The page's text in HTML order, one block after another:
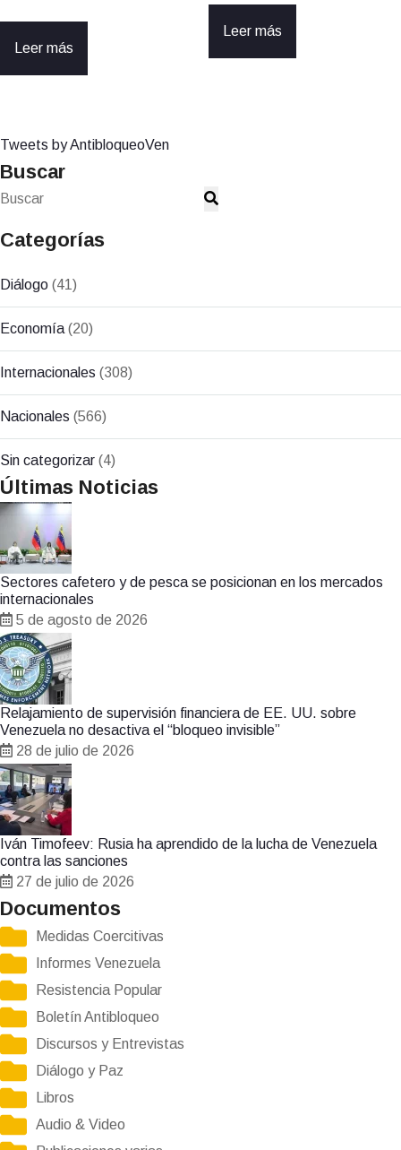
Leer más
Leer más
Tweets by AntibloqueoVen
Buscar
Categorías
Diálogo (41)
Economía (20)
Internacionales (308)
Nacionales (566)
Sin categorizar (4)
Últimas Noticias
Sectores cafetero y de pesca se posicionan en los mercados
internacionales
5 de agosto de 2026
Relajamiento de supervisión financiera de EE. UU. sobre
Venezuela no desactiva el “bloqueo invisible”
28 de julio de 2026
Iván Timofeev: Rusia ha aprendido de la lucha de Venezuela
contra las sanciones
27 de julio de 2026
Documentos
Medidas Coercitivas
Informes Venezuela
Resistencia Popular
Boletín Antibloqueo
Discursos y Entrevistas
Diálogo y Paz
Libros
Audio & Video